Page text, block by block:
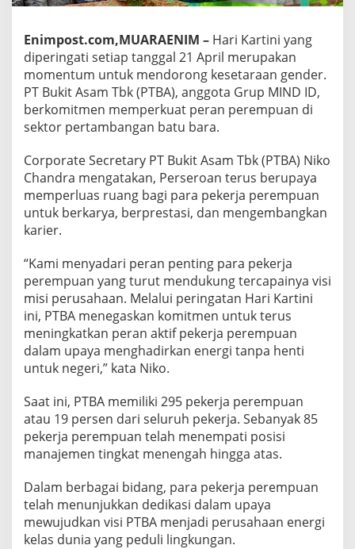
Enimpost.com,MUARAENIM – Hari Kartini yang
diperingati setiap tanggal 21 April merupakan
momentum untuk mendorong kesetaraan gender.
PT Bukit Asam Tbk (PTBA), anggota Grup MIND ID,
berkomitmen memperkuat peran perempuan di
sektor pertambangan batu bara.
Corporate Secretary PT Bukit Asam Tbk (PTBA) Niko
Chandra mengatakan, Perseroan terus berupaya
memperluas ruang bagi para pekerja perempuan
untuk berkarya, berprestasi, dan mengembangkan
karier.
“Kami menyadari peran penting para pekerja
perempuan yang turut mendukung tercapainya visi
misi perusahaan. Melalui peringatan Hari Kartini
ini, PTBA menegaskan komitmen untuk terus
meningkatkan peran aktif pekerja perempuan
dalam upaya menghadirkan energi tanpa henti
untuk negeri,” kata Niko.
Saat ini, PTBA memiliki 295 pekerja perempuan
atau 19 persen dari seluruh pekerja. Sebanyak 85
pekerja perempuan telah menempati posisi
manajemen tingkat menengah hingga atas.
Dalam berbagai bidang, para pekerja perempuan
telah menunjukkan dedikasi dalam upaya
mewujudkan visi PTBA menjadi perusahaan energi
kelas dunia yang peduli lingkungan.